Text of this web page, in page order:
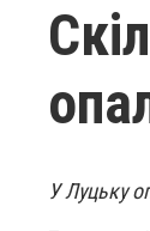
У Луцьку